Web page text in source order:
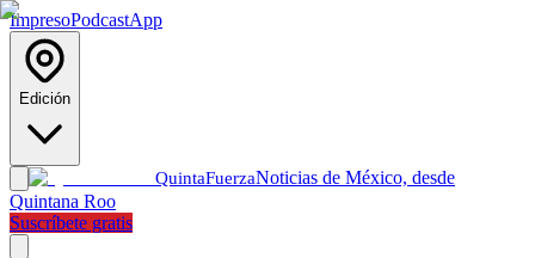
ImpresoPodcastApp
Edición
QuintaFuerzaNoticias de México, desde
Quintana Roo
Suscríbete gratis